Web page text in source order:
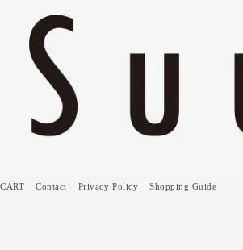
CART Contact Privacy Policy Shopping Guide